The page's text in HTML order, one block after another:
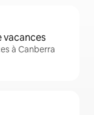
à Canberra